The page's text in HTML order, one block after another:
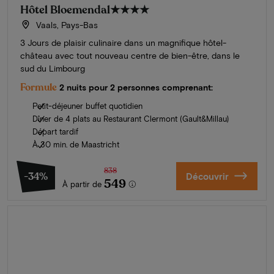
Hôtel Bloemendal★★★★
Vaals, Pays-Bas
3 Jours de plaisir culinaire dans un magnifique hôtel-
château avec tout nouveau centre de bien-être, dans le
sud du Limbourg
Formule 2 nuits pour 2 personnes comprenant:
Petit-déjeuner buffet quotidien
Dîner de 4 plats au Restaurant Clermont (Gault&Millau)
Départ tardif
À 30 min. de Maastricht
-34%
À partir de
838
549 Découvrir